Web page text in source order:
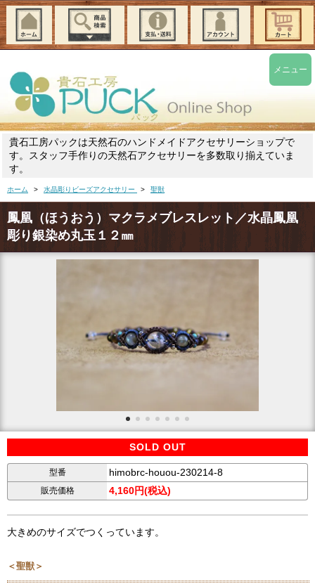
貴石工房パックは天然石のハンドメイドアクセサリーショップで
す。スタッフ手作りの天然石アクセサリーを多数取り揃えていま
す。
ホーム > 水晶彫りビーズアクセサリー > 聖獣
鳳凰（ほうおう）マクラメブレスレット／水晶鳳凰
彫り銀染め丸玉１２㎜
SOLD OUT
型番 himobrc-houou-230214-8
販売価格 4,160円(税込)
大きめのサイズでつくっています。
＜聖獣＞
メニュー